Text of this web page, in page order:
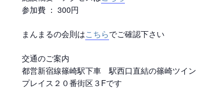
参加費 ： 300円
まんまるの会則はこちらでご確認下さい
交通のご案内
都営新宿線篠崎駅下車 駅西口直結の篠崎ツイン
プレイス２０番街区３Fです